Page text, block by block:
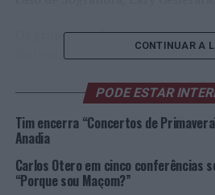
Os grupos académicos são uma
festival, este ano contando com a
Lisboa.
Perante este cartaz, tornar-se-á
apenas um dia, o melhor mesmo é
aproveitar para disfrutar do
Gameiro.
CONTINUAR A
PODE ESTAR
Tim encerra “Concertos de
Anadia
Carlos Otero em cinco conferências
“Porque sou Maçom?”